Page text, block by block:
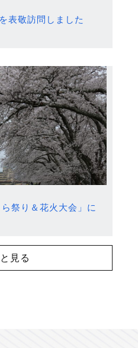
表敬訪問しました
祭り＆花火大会」に
見る